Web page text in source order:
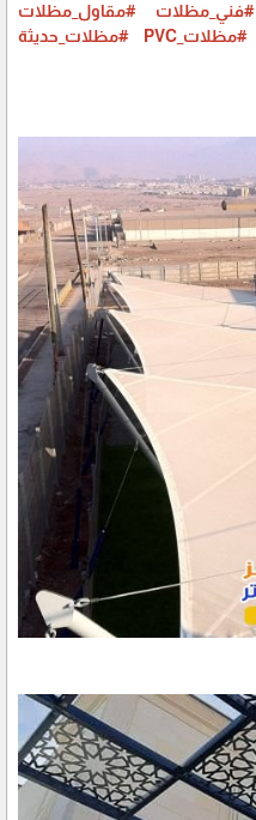
#فني_مظلات
#مقاول_مظلات
#مظلات_PVC
#مظلات_حديثة